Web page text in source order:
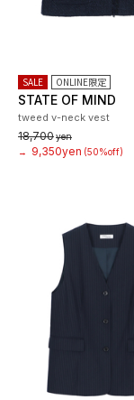
SALE ONLINE限定
STATE OF MIND
tweed v-neck vest
18,700yen
→
9,350yen (50%off)